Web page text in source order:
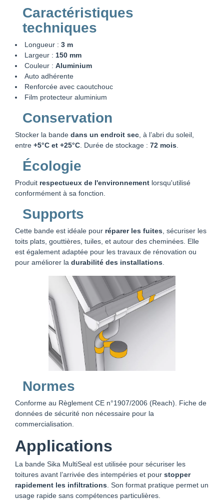
Caractéristiques
techniques
Longueur : 3 m
Largeur : 150 mm
Couleur : Aluminium
Auto adhérente
Renforcée avec caoutchouc
Film protecteur aluminium
Conservation
Stocker la bande dans un endroit sec , à l’abri du soleil,
entre +5°C et +25°C . Durée de stockage : 72 mois
Écologie
Produit respectueux de l'environnement lorsqu'utilisé
conformément à sa fonction.
Supports
Cette bande est idéale pour réparer les fuites , sécuriser les
toits plats, gouttières, tuiles, et autour des cheminées. Elle
est également adaptée pour les travaux de rénovation ou
pour améliorer la durabilité des installations
Normes
Conforme au Règlement CE n°1907/2006 (Reach). Fiche de
données de sécurité non nécessaire pour la
commercialisation.
Applications
La bande Sika MultiSeal est utilisée pour sécuriser les
toitures avant l’arrivée des intempéries et pour stopper
rapidement les infiltrations . Son format pratique permet un
usage rapide sans compétences particulières.